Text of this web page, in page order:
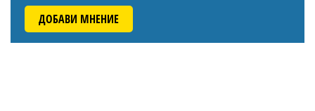
ДОБАВИ МНЕНИЕ